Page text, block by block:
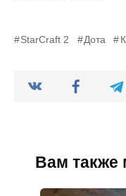
StarCraft 2 Дота
Вам также